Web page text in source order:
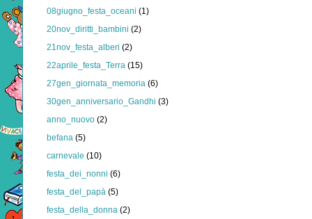
08giugno_festa_oceani (1)
20nov_diritti_bambini (2)
21nov_festa_alberi (2)
22aprile_festa_Terra (15)
27gen_giornata_memoria (6)
30gen_anniversario_Gandhi (3)
anno_nuovo (2)
befana (5)
carnevale (10)
festa_dei_nonni (6)
festa_del_papà (5)
festa_della_donna (2)